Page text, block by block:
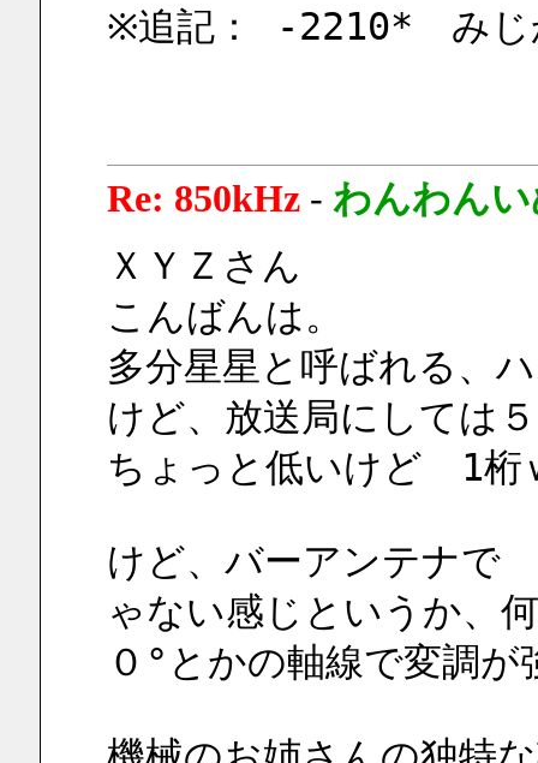
※追記： -2210*　みじ
Re: 850kHz- わんわん
ＸＹＺさん
こんばんは。
多分星星と呼ばれる、
けど、放送局にしては
ちょっと低いけど　1
けど、バーアンテナで
ゃない感じというか、
０°とかの軸線で変調